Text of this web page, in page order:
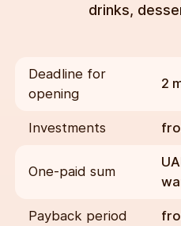
drinks,
Deadline for
opening
2
Investments
One-paid sum
Payback period